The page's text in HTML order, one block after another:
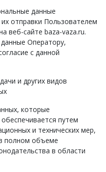
данные
отправки Пользователем
веб-сайте baza-vaza.ru.
Оператору,
с данной
и других видов
которые
путем
и технических мер,
полном объеме
в области